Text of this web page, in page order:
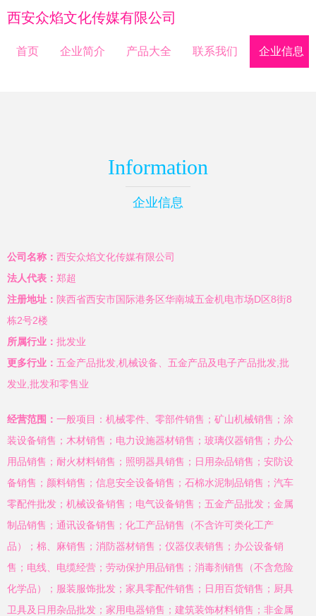
西安众焰文化传媒有限公司
首页 企业简介 产品大全 联系我们 企业信息
Information
企业信息
公司名称： 西安众焰文化传媒有限公司
法人代表： 郑超
注册地址： 陕西省西安市国际港务区华南城五金机电市场D区8街8
栋2号2楼
所属行业： 批发业
更多行业： 五金产品批发,机械设备、五金产品及电子产品批发,批
发业,批发和零售业
经营范围： 一般项目：机械零件、零部件销售；矿山机械销售；涂
装设备销售；木材销售；电力设施器材销售；玻璃仪器销售；办公
用品销售；耐火材料销售；照明器具销售；日用杂品销售；安防设
备销售；颜料销售；信息安全设备销售；石棉水泥制品销售；汽车
零配件批发；机械设备销售；电气设备销售；五金产品批发；金属
制品销售；通讯设备销售；化工产品销售（不含许可类化工产
品）；棉、麻销售；消防器材销售；仪器仪表销售；办公设备销
售；电线、电缆经营；劳动保护用品销售；消毒剂销售（不含危险
化学品）；服装服饰批发；家具零配件销售；日用百货销售；厨具
卫具及日用杂品批发；家用电器销售；建筑装饰材料销售；非金属